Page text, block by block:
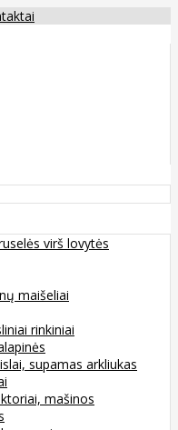
virš lovytės
maišeliai
rinkiniai
supamas arkliukas
mašinos